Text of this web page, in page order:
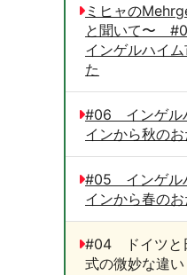
ミヒャの
と聞いて〜
インゲルハイ
た
#06 インゲル
インから秋のお
#05 インゲル
インから春のお
#04 ドイツと
式の微妙な違い